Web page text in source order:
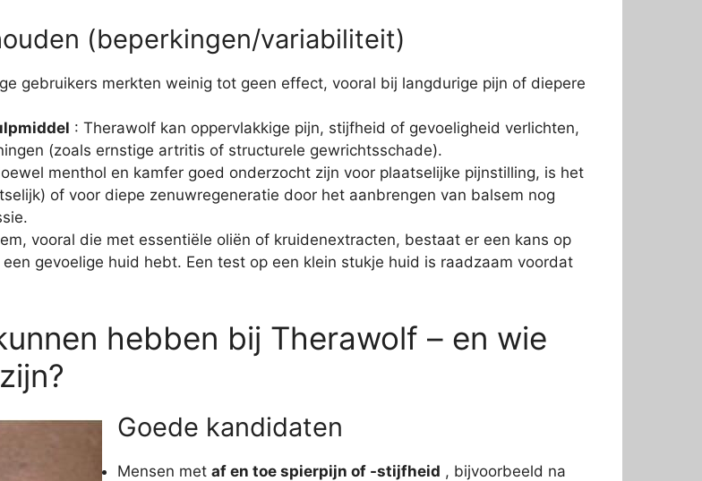
(beperkingen/variabiliteit)
gebruikers merkten weinig tot geen effect, vooral bij langdurige pijn of diepere
: Therawolf kan oppervlakkige pijn, stijfheid of gevoeligheid verlichten,
(zoals ernstige artritis of structurele gewrichtsschade).
menthol en kamfer goed onderzocht zijn voor plaatselijke pijnstilling, is het
of voor diepe zenuwregeneratie door het aanbrengen van balsem nog
vooral die met essentiële oliën of kruidenextracten, bestaat er een kans op
gevoelige huid hebt. Een test op een klein stukje huid is raadzaam voordat
hebben bij Therawolf – en wie
Goede kandidaten
Mensen met af en toe spierpijn of -stijfheid , bijvoorbeeld na